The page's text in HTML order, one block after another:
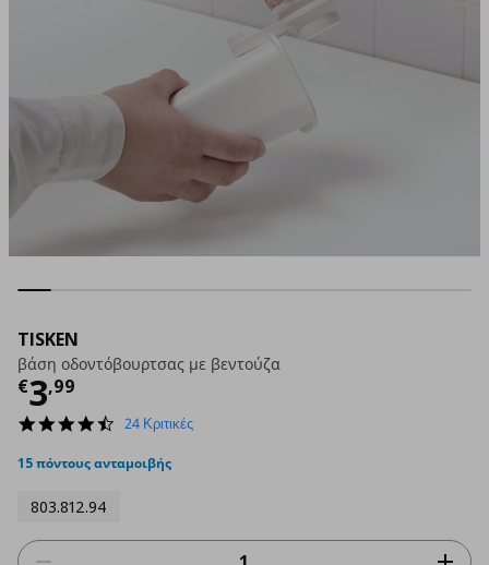
TISKEN
βάση οδοντόβουρτσας με βεντούζα
€3,99
Τρέχουσα τιμή
4.5
rating
24 Κριτικές
15 πόντους ανταμοιβής
803.812.94